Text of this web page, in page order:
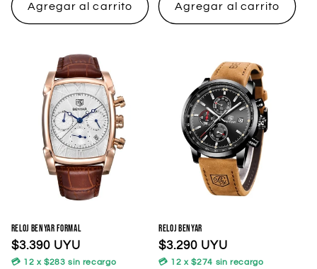
Agregar al carrito Agregar al carrito
Reloj Benyar Formal
Precio
habitual
$3.390 UYU
💳 12 x $283 sin recargo
Reloj Benyar
Precio
habitual
$3.290 UYU
💳 12 x $274 sin recargo